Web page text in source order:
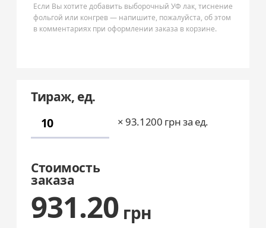
Если Вы хотите добавить выборочный УФ лак, тиснение
фольгой или конгрев — напишите, пожалуйста, об этом
в комментариях при оформлении заказа в корзине.
Тираж, ед.
×93.1200 грн за ед.
Стоимость
заказа
931.20 грн